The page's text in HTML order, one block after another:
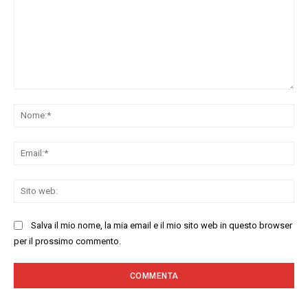
Salva il mio nome, la mia email e il mio sito web in questo browser
per il prossimo commento.